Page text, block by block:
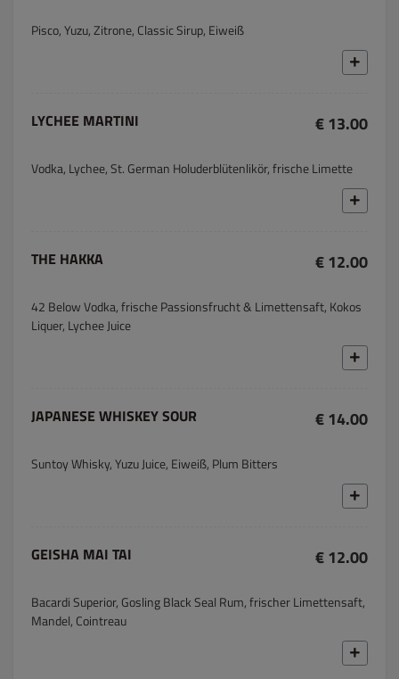
Pisco, Yuzu, Zitrone, Classic Sirup, Eiweiß
LYCHEE MARTINI € 13.00
Vodka, Lychee, St. German Holuderblütenlikör, frische Limette
THE HAKKA € 12.00
42 Below Vodka, frische Passionsfrucht & Limettensaft, Kokos
Liquer, Lychee Juice
JAPANESE WHISKEY SOUR € 14.00
Suntoy Whisky, Yuzu Juice, Eiweiß, Plum Bitters
GEISHA MAI TAI € 12.00
Bacardi Superior, Gosling Black Seal Rum, frischer Limettensaft,
Mandel, Cointreau